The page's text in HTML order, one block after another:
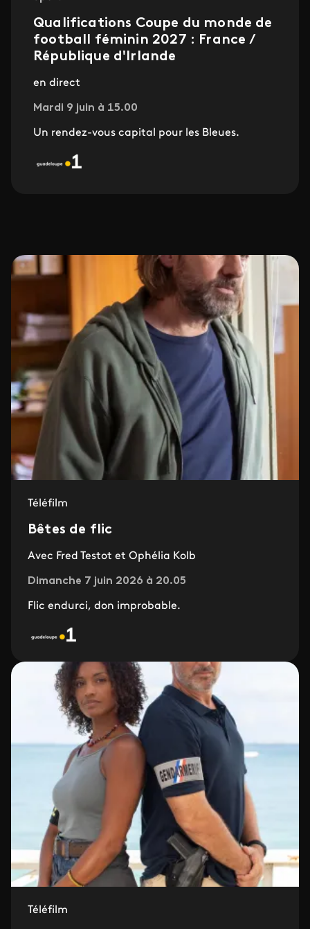
Qualifications Coupe du monde de
football féminin 2027 : France /
République d'Irlande
en direct
Mardi 9 juin à 15.00
Un rendez-vous capital pour les Bleues.
Téléfilm
Bêtes de flic
Avec Fred Testot et Ophélia Kolb
Dimanche 7 juin 2026 à 20.05
Flic endurci, don improbable.
Téléfilm